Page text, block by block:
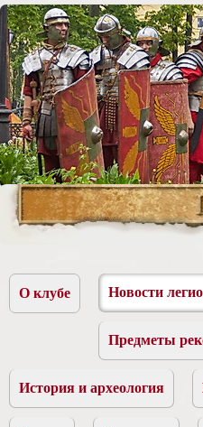
О клубе Новости
Предметы
История и археология